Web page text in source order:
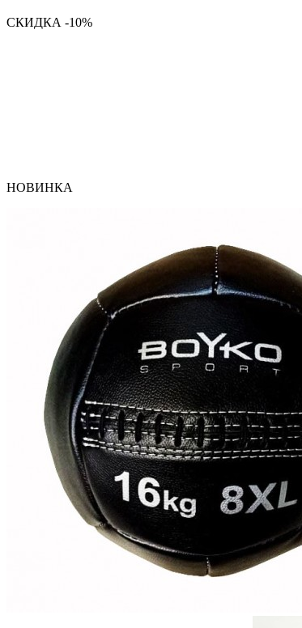
СКИДКА -10%
НОВИНКА